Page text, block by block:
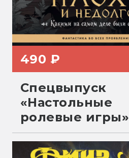
490 ₽
Спецвыпуск
«Настольные
ролевые игры»